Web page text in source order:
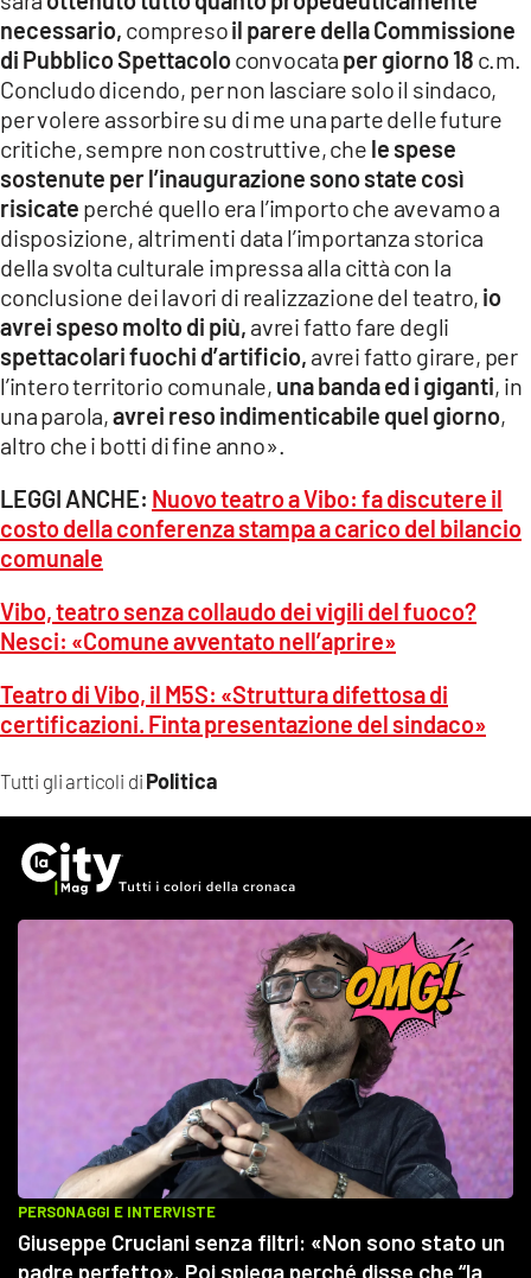
Tutti gli articoli di Politica
necessario, compresoil parere della Commissione
di Pubblico Spettacoloconvocata per giorno 18 c.m.
Concludo dicendo, per non lasciare solo il sindaco,
per volere assorbire su di me una parte delle future
critiche, sempre non costruttive, che le spese
sostenute per l’inaugurazione sono state così
risicate perché quello era l’importo che avevamo a
disposizione, altrimenti data l’importanza storica
della svolta culturale impressa alla città con la
conclusione dei lavori di realizzazione del teatro, io
avrei speso molto di più, avrei fatto fare degli
spettacolari fuochi d’artificio, avrei fatto girare, per
l’intero territorio comunale, una banda ed i giganti, in
una parola,avrei reso indimenticabile quel giorno,
altro che i botti di fine anno».
LEGGI ANCHE: Nuovo teatro a Vibo: fa discutere il
costo della conferenza stampa a carico del bilancio
comunale
Vibo, teatro senza collaudo dei vigili del fuoco?
Nesci: «Comune avventato nell’aprire»
Teatro di Vibo, il M5S: «Struttura difettosa di
certificazioni. Finta presentazione del sindaco»